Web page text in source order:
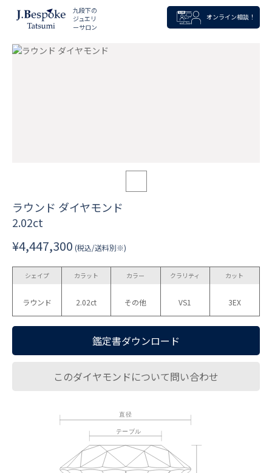
九段下の
ジュエリ
ーサロン
オンライン相談！
ラウンド ダイヤモンド
2.02ct
¥4,447,300 (税込/送料別※)
シェイプ
ラウンド
カラット
2.02ct
カラー
その他
クラリティ
VS1
カット
3EX
鑑定書ダウンロード
このダイヤモンドについて問い合わせ